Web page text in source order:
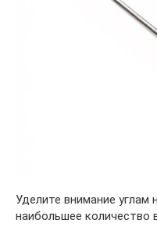
Уделите внимание углам
наибольшее количество